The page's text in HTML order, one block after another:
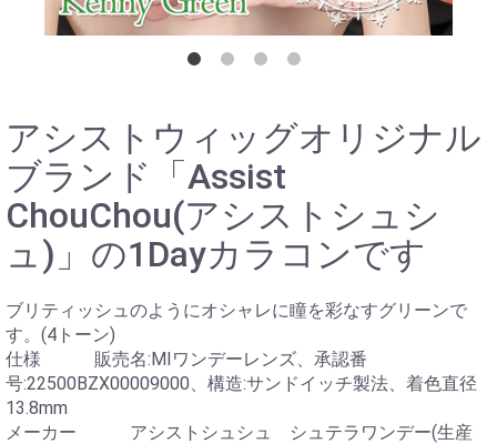
アシストウィッグオリジナル
ブランド「Assist
ChouChou(アシストシュシ
ュ)」の1Dayカラコンです
ブリティッシュのようにオシャレに瞳を彩なすグリーンで
す。(4トーン)
仕様 販売名:MIワンデーレンズ、承認番
号:22500BZX00009000、構造:サンドイッチ製法、着色直径
13.8mm
メーカー アシストシュシュ シュテラワンデー(生産